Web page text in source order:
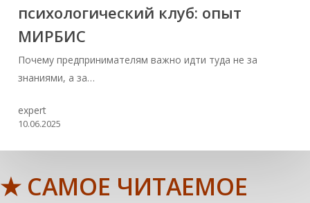
психологический клуб: опыт
МИРБИС
Почему предпринимателям важно идти туда не за
знаниями, а за…
expert
10.06.2025
★ САМОЕ ЧИТАЕМОЕ